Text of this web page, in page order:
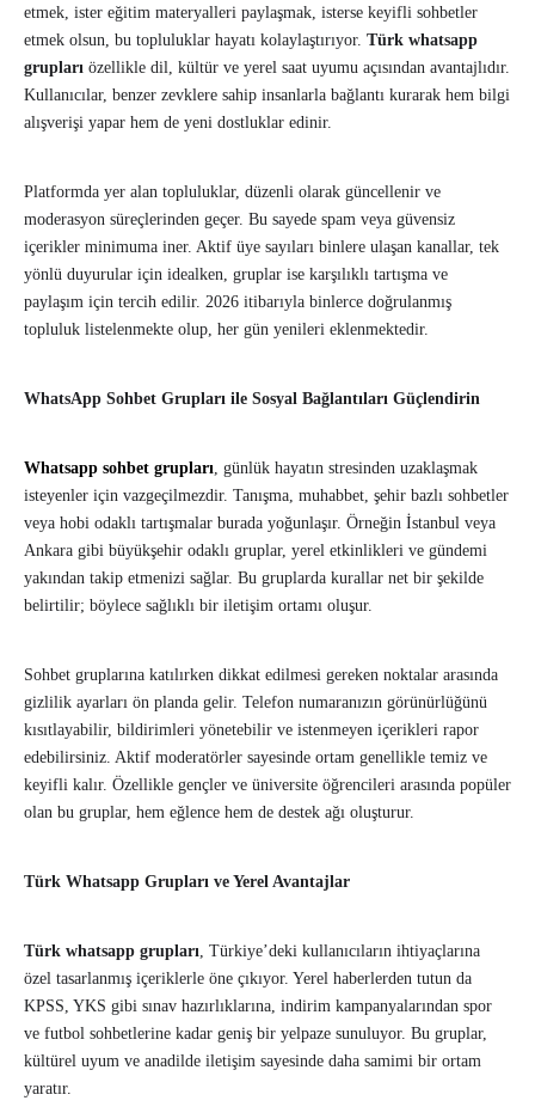
etmek, ister eğitim materyalleri paylaşmak, isterse keyifli sohbetler
etmek olsun, bu topluluklar hayatı kolaylaştırıyor. Türk whatsapp
grupları özellikle dil, kültür ve yerel saat uyumu açısından avantajlıdır.
Kullanıcılar, benzer zevklere sahip insanlarla bağlantı kurarak hem bilgi
alışverişi yapar hem de yeni dostluklar edinir.
Platformda yer alan topluluklar, düzenli olarak güncellenir ve
moderasyon süreçlerinden geçer. Bu sayede spam veya güvensiz
içerikler minimuma iner. Aktif üye sayıları binlere ulaşan kanallar, tek
yönlü duyurular için idealken, gruplar ise karşılıklı tartışma ve
paylaşım için tercih edilir. 2026 itibarıyla binlerce doğrulanmış
topluluk listelenmekte olup, her gün yenileri eklenmektedir.
WhatsApp Sohbet Grupları ile Sosyal Bağlantıları Güçlendirin
Whatsapp sohbet grupları, günlük hayatın stresinden uzaklaşmak
isteyenler için vazgeçilmezdir. Tanışma, muhabbet, şehir bazlı sohbetler
veya hobi odaklı tartışmalar burada yoğunlaşır. Örneğin İstanbul veya
Ankara gibi büyükşehir odaklı gruplar, yerel etkinlikleri ve gündemi
yakından takip etmenizi sağlar. Bu gruplarda kurallar net bir şekilde
belirtilir; böylece sağlıklı bir iletişim ortamı oluşur.
Sohbet gruplarına katılırken dikkat edilmesi gereken noktalar arasında
gizlilik ayarları ön planda gelir. Telefon numaranızın görünürlüğünü
kısıtlayabilir, bildirimleri yönetebilir ve istenmeyen içerikleri rapor
edebilirsiniz. Aktif moderatörler sayesinde ortam genellikle temiz ve
keyifli kalır. Özellikle gençler ve üniversite öğrencileri arasında popüler
olan bu gruplar, hem eğlence hem de destek ağı oluşturur.
Türk Whatsapp Grupları ve Yerel Avantajlar
Türk whatsapp grupları, Türkiye’deki kullanıcıların ihtiyaçlarına
özel tasarlanmış içeriklerle öne çıkıyor. Yerel haberlerden tutun da
KPSS, YKS gibi sınav hazırlıklarına, indirim kampanyalarından spor
ve futbol sohbetlerine kadar geniş bir yelpaze sunuluyor. Bu gruplar,
kültürel uyum ve anadilde iletişim sayesinde daha samimi bir ortam
yaratır.